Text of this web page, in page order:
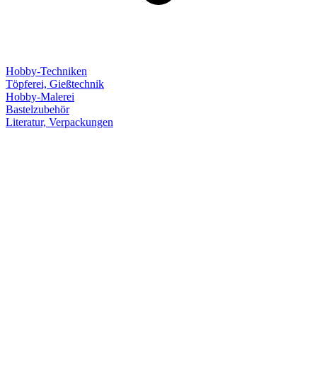
Hobby-Techniken
Töpferei, Gießtechnik
Hobby-Malerei
Bastelzubehör
Literatur, Verpackungen